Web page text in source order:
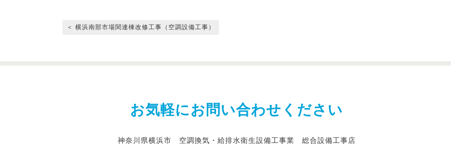
＜ 横浜南部市場関連棟改修工事（空調設備工事）
お気軽にお問い合わせください
神奈川県横浜市 空調換気・給排水衛生設備工事業 総合設備工事店